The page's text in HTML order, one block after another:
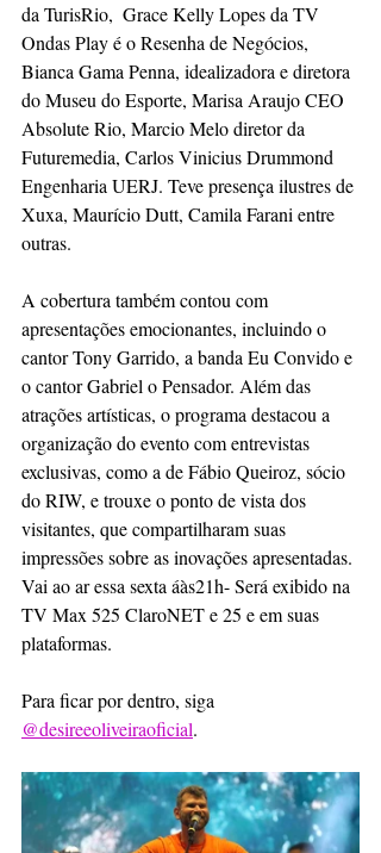
da TurisRio,  Grace Kelly Lopes da TV
Ondas Play é o Resenha de Negócios,
Bianca Gama Penna, idealizadora e diretora
do Museu do Esporte, Marisa Araujo CEO
Absolute Rio, Marcio Melo diretor da
Futuremedia, Carlos Vinicius Drummond
Engenharia UERJ. Teve presença ilustres de
Xuxa, Maurício Dutt, Camila Farani entre
outras.
A cobertura também contou com
apresentações emocionantes, incluindo o
cantor Tony Garrido, a banda Eu Convido e
o cantor Gabriel o Pensador. Além das
atrações artísticas, o programa destacou a
organização do evento com entrevistas
exclusivas, como a de Fábio Queiroz, sócio
do RIW, e trouxe o ponto de vista dos
visitantes, que compartilharam suas
impressões sobre as inovações apresentadas.
Vai ao ar essa sexta áàs21h- Será exibido na
TV Max 525 ClaroNET e 25 e em suas
plataformas.
Para ficar por dentro, siga
@desireeoliveiraoficial.